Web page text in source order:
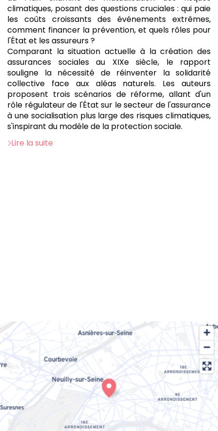
climatiques, posant des questions cruciales : qui paie
les coûts croissants des événements extrêmes,
comment financer la prévention, et quels rôles pour
l'État et les assureurs ?
Comparant la situation actuelle à la création des
assurances sociales au XIXe siècle, le rapport
souligne la nécessité de réinventer la solidarité
collective face aux aléas naturels. Les auteurs
proposent trois scénarios de réforme, allant d'un
rôle régulateur de l'État sur le secteur de l'assurance
à une socialisation plus large des risques climatiques,
s'inspirant du modèle de la protection sociale.
Lire la suite